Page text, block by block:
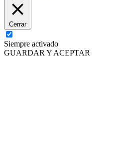
Cerrar
Siempre activado
GUARDAR Y ACEPTAR